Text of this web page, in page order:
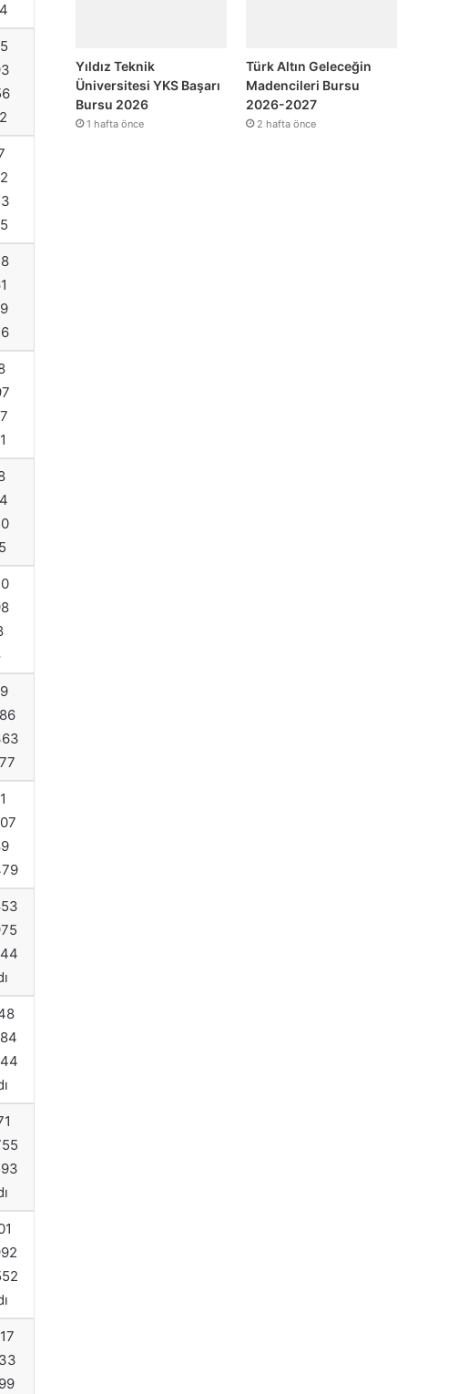
Yıldız Teknik
Üniversitesi YKS Başarı
Bursu 2026
1 hafta önce
Türk Altın Geleceğin
Madencileri Bursu
2026-2027
2 hafta önce